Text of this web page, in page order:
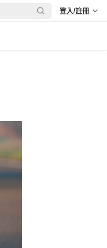
登入/註冊